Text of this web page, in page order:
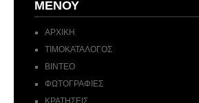
ΜΕΝΟΎ
ΑΡΧΙΚΗ
ΤΙΜΟΚΑΤΑΛΟΓΟΣ
ΒΙΝΤΕΟ
ΦΩΤΟΓΡΑΦΙΕΣ
ΚΡΑΤΗΣΕΙΣ